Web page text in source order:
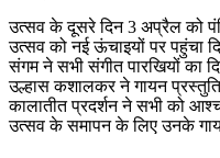
उत्सव के दूसरे दिन 3 अप्रैल को
उत्सव को नई ऊंचाइयों पर पहुंचा
संगम ने सभी संगीत पारखियों का
उल्हास कशालकर ने गायन
कालातीत प्रदर्शन ने सभी को
उत्सव के समापन के लिए उनके